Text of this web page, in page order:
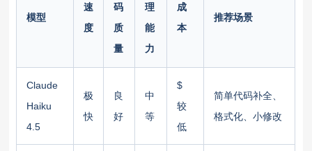
模型
速
度
码
质
量
理
能
力
成
本
推荐场景
Claude
Haiku
4.5
极
快
良
好
中
等
$
较
低
简单代码补全、
格式化、小修改